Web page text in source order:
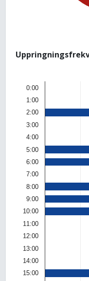
0:00
1:00
2:00
3:00
4:00
5:00
6:00
7:00
8:00
9:00
10:00
11:00
12:00
13:00
14:00
15:00